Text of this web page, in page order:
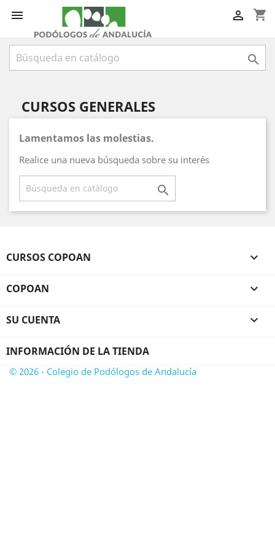
 shopping_cart


CURSOS GENERALES
Lamentamos las molestias.
Realice una nueva búsqueda sobre su interés

CURSOS COPOAN 
COPOAN 
SU CUENTA 
INFORMACIÓN DE LA TIENDA
© 2026 - Colegio de Podólogos de Andalucía